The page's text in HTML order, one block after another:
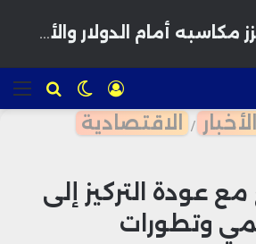
فوزي لقجع : المغاربة يريدون المعقول واستعادة الثقة تمر عبر الأفكار والمشاريع
للبحث الوضع
المظلم
تسجيل
الدخول
الأخبار / الاقتصادية
مع عودة التركيز إلى
وتطورات